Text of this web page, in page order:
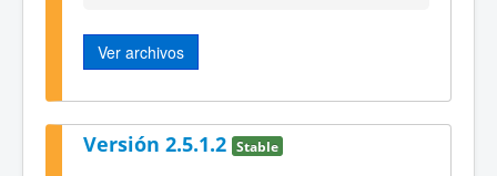
Ver archivos
Versión 2.5.1.2 Stable